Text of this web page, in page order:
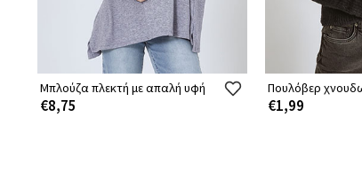
Μπλούζα πλεκτή με απαλή υφή
€8,75
Πουλόβερ
€1,99